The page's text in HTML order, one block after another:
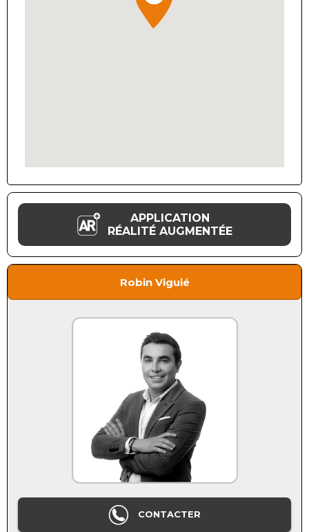
APPLICATION
RÉALITÉ AUGMENTÉE
Robin Viguié
CONTACTER